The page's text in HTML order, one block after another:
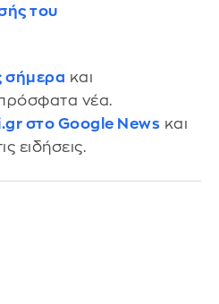
του
σήμερα και
νέα.
στο Google News και
ειδήσεις.